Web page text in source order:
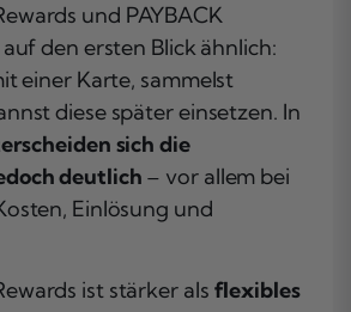
und PAYBACK
den ersten Blick ähnlich:
einer Karte, sammelst
diese später einsetzen. In
sich die
deutlich – vor allem bei
Einlösung und
ist stärker als flexibles